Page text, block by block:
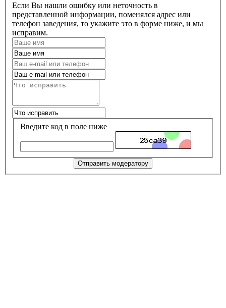
Если Вы нашли ошибку или неточность в
представленной информации, поменялся адрес или
телефон заведения, то укажите это в форме ниже, и мы
исправим.
Введите код в поле ниже
Отправить модератору